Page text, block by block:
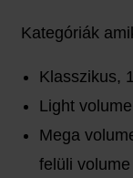
Kategóriák
Klasszikus,
Light
Mega
felüli